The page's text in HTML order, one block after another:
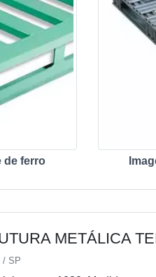
de ferro
METÁLICA
/ SP